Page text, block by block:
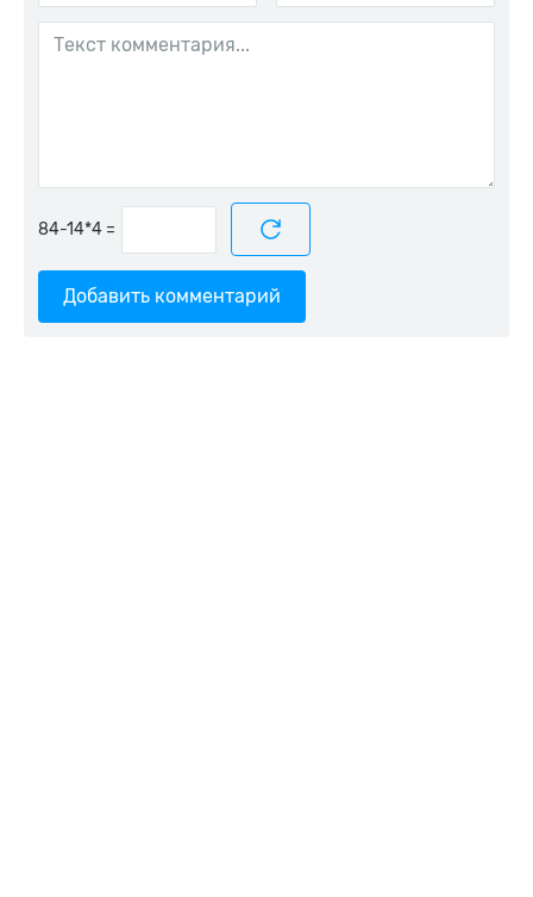
=
Добавить комментарий